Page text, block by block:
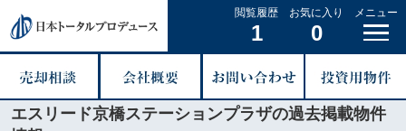
閲覧履歴
1
お気に入り
0
メニュー
エスリード京橋ステーションプラザの過去掲載物件